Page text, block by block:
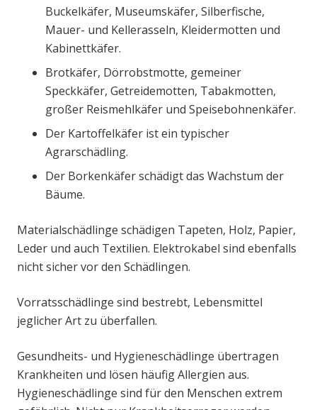
Buckelkäfer, Museumskäfer, Silberfische,
Mauer- und Kellerasseln, Kleidermotten und
Kabinettkäfer.
Brotkäfer, Dörrobstmotte, gemeiner
Speckkäfer, Getreidemotten, Tabakmotten,
großer Reismehlkäfer und Speisebohnenkäfer.
Der Kartoffelkäfer ist ein typischer
Agrarschädling.
Der Borkenkäfer schädigt das Wachstum der
Bäume.
Materialschädlinge schädigen Tapeten, Holz, Papier,
Leder und auch Textilien. Elektrokabel sind ebenfalls
nicht sicher vor den Schädlingen.
Vorratsschädlinge sind bestrebt, Lebensmittel
jeglicher Art zu überfallen.
Gesundheits- und Hygieneschädlinge übertragen
Krankheiten und lösen häufig Allergien aus.
Hygieneschädlinge sind für den Menschen extrem